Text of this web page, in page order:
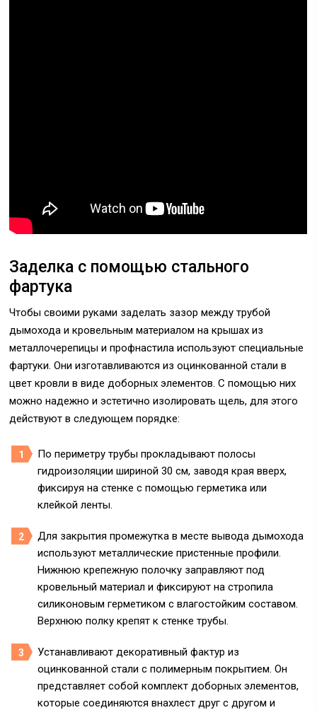
Заделка с помощью стального
фартука
Чтобы своими руками заделать зазор между трубой
дымохода и кровельным материалом на крышах из
металлочерепицы и профнастила используют специальные
фартуки. Они изготавливаются из оцинкованной стали в
цвет кровли в виде доборных элементов. С помощью них
можно надежно и эстетично изолировать щель, для этого
действуют в следующем порядке:
По периметру трубы прокладывают полосы
гидроизоляции шириной 30 см, заводя края вверх,
фиксируя на стенке с помощью герметика или
клейкой ленты.
Для закрытия промежутка в месте вывода дымохода
используют металлические пристенные профили.
Нижнюю крепежную полочку заправляют под
кровельный материал и фиксируют на стропила
силиконовым герметиком с влагостойким составом.
Верхнюю полку крепят к стенке трубы.
Устанавливают декоративный фактур из
оцинкованной стали с полимерным покрытием. Он
представляет собой комплект доборных элементов,
которые соединяются внахлест друг с другом и